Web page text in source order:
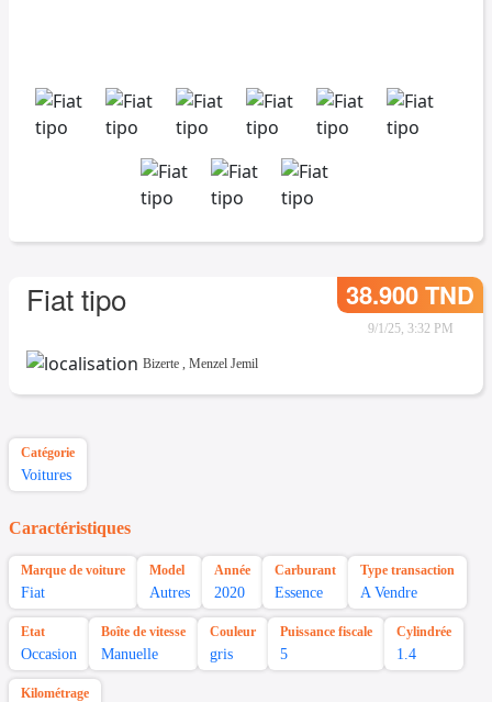
Fiat tipo 38.900 TND
9/1/25, 3:32 PM
Bizerte , Menzel Jemil
Catégorie
Voitures
Caractéristiques
Marque de voiture
Fiat
Model
Autres
Année
2020
Carburant
Essence
Type transaction
A Vendre
Etat
Occasion
Boîte de vitesse
Manuelle
Couleur
gris
Puissance fiscale
5
Cylindrée
1.4
Kilométrage